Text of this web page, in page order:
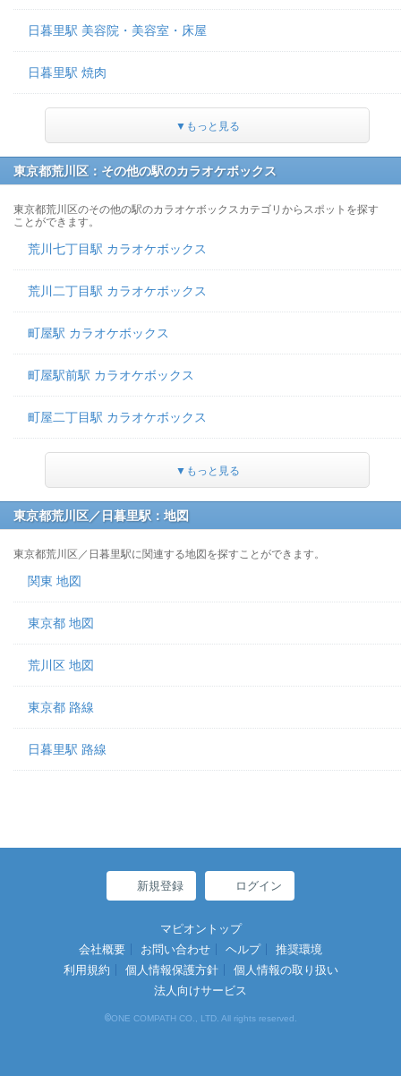
日暮里駅 美容院・美容室・床屋
日暮里駅 焼肉
▼もっと見る
東京都荒川区：その他の駅のカラオケボックス
東京都荒川区のその他の駅のカラオケボックスカテゴリからスポットを探す
ことができます。
荒川七丁目駅 カラオケボックス
荒川二丁目駅 カラオケボックス
町屋駅 カラオケボックス
町屋駅前駅 カラオケボックス
町屋二丁目駅 カラオケボックス
▼もっと見る
東京都荒川区／日暮里駅：地図
東京都荒川区／日暮里駅に関連する地図を探すことができます。
関東 地図
東京都 地図
荒川区 地図
東京都 路線
日暮里駅 路線
新規登録 ログイン
マピオントップ
会社概要
お問い合わせ ヘルプ
推奨環境
利用規約
個人情報保護方針
個人情報の取り扱い
法人向けサービス
©ONE COMPATH CO., LTD. All rights reserved.